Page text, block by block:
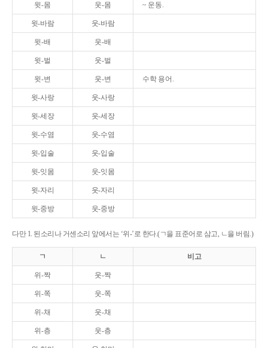
윗-몸 웃-몸 ~ 운동.
윗-바람 웃-바람
윗-배 웃-배
윗-벌 웃-벌
윗-변 웃-변 수학 용어.
윗-사랑 웃-사랑
윗-세장 웃-세장
윗-수염 웃-수염
윗-입술 웃-입술
윗-잇몸 웃-잇몸
윗-자리 웃-자리
윗-중방 웃-중방
다만 1. 된소리나 거센소리 앞에서는 ‘위-’로 한다.(ㄱ을 표준어로 삼고, ㄴ을 버림.)
ㄱ ㄴ 비고
위-짝 웃-짝
위-쪽 웃-쪽
위-채 웃-채
위-층 웃-층